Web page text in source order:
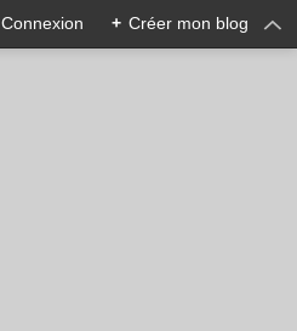
Connexion + Créer mon blog